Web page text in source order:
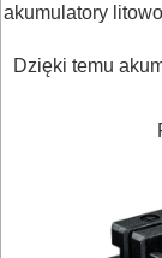
sds-
akumulatory
Dzięki temu